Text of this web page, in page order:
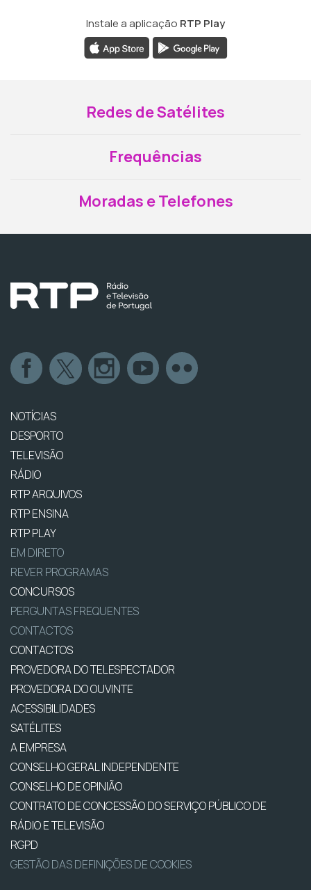
Instale a aplicação RTP Play
Redes de Satélites
Frequências
Moradas e Telefones
NOTÍCIAS
DESPORTO
TELEVISÃO
RÁDIO
RTP ARQUIVOS
RTP ENSINA
RTP PLAY
EM DIRETO
REVER PROGRAMAS
CONCURSOS
PERGUNTAS FREQUENTES
CONTACTOS
CONTACTOS
PROVEDORA DO TELESPECTADOR
PROVEDORA DO OUVINTE
ACESSIBILIDADES
SATÉLITES
A EMPRESA
CONSELHO GERAL INDEPENDENTE
CONSELHO DE OPINIÃO
CONTRATO DE CONCESSÃO DO SERVIÇO PÚBLICO DE
RÁDIO E TELEVISÃO
RGPD
GESTÃO DAS DEFINIÇÕES DE COOKIES